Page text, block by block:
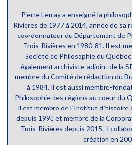
Pierre Lemay a enseigné la
Rivières de 1977 à 2014, année de sa
coordonnateur du Département de
Trois-Rivières en 1980-81. Il est
Société de Philosophie du
également archiviste-adjoint de la
membre du Comité de rédaction du
à 1984. Il est aussi membre-
Philosophie des régions au coeur du
il est membre de l`Institut d`histoire
depuis 1993 et membre de la
Trois-Rivières depuis 2015. Il
création en